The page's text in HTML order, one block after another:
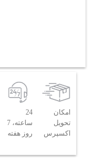
امکان
تحویل
اکسپرس
24
ساعته، 7
روز هفته